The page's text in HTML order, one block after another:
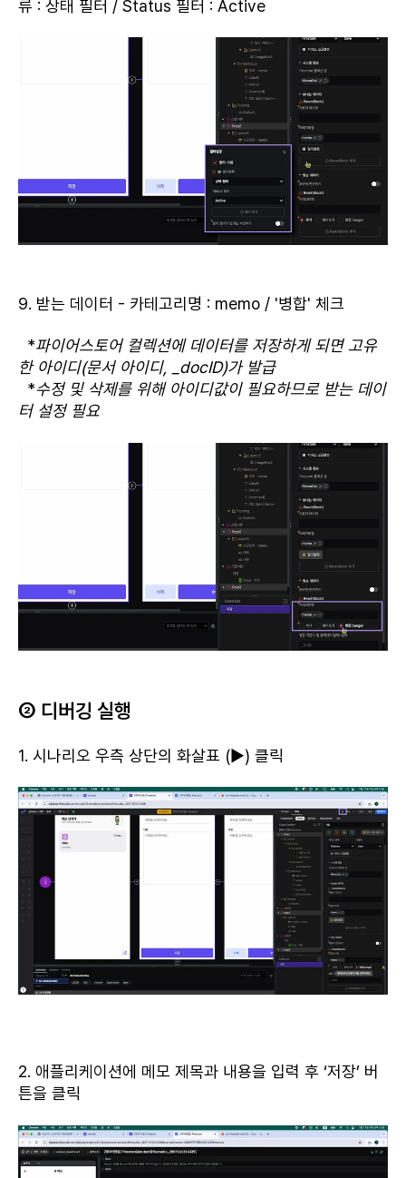
류 : 상태 필터 / Status 필터 : Active
9. 받는 데이터 - 카테고리명 : memo / '병합' 체크
*파이어스토어 컬렉션에 데이터를 저장하게 되면 고유
한 아이디(문서 아이디, _docID)가 발급
*수정 및 삭제를 위해 아이디값이 필요하므로 받는 데이
터 설정 필요
② 디버깅 실행
1. 시나리오 우측 상단의 화살표 (▶) 클릭
2. 애플리케이션에 메모 제목과 내용을 입력 후 ‘저장’ 버
튼을 클릭